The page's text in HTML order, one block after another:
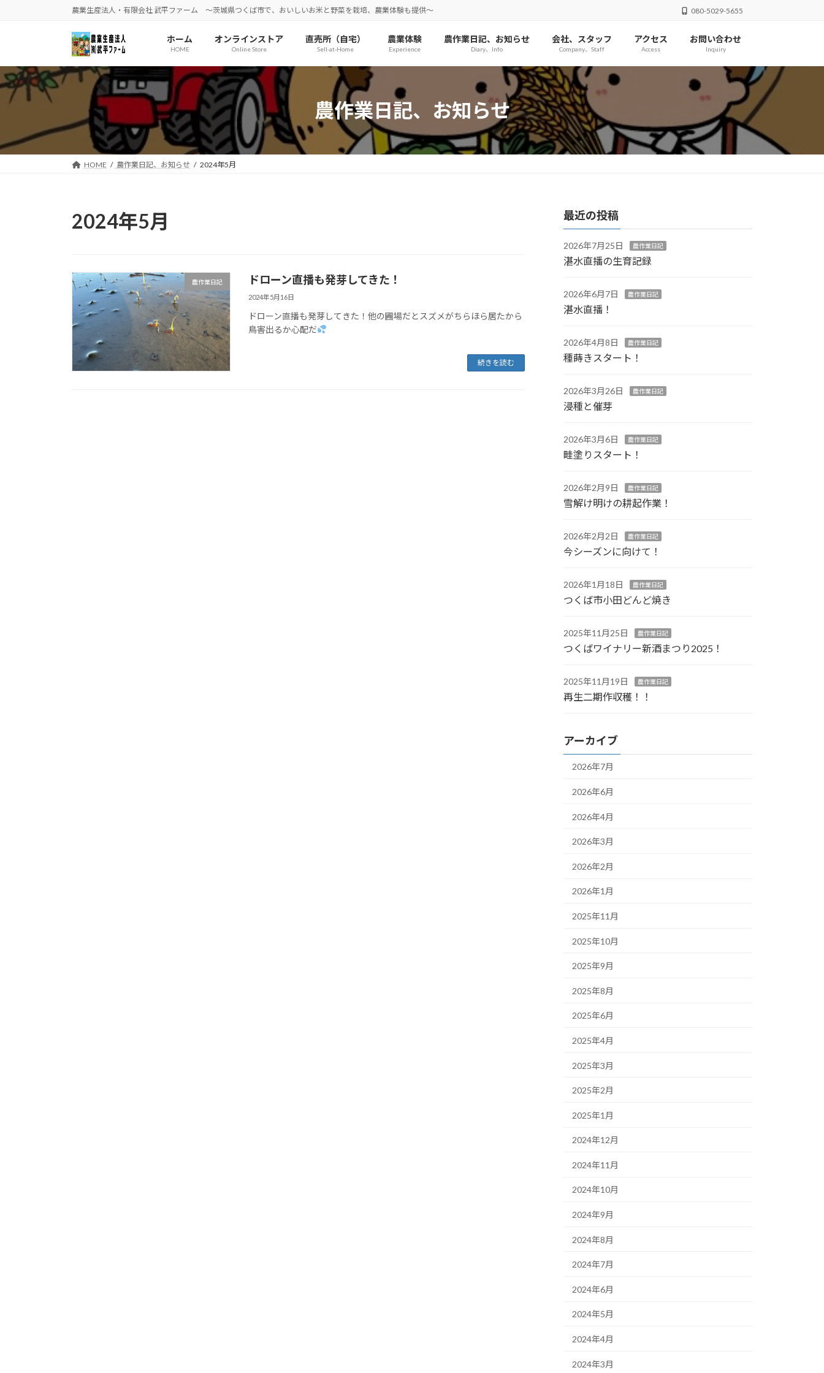
ツ
へ
プ
シ
ョ
動
農業生産法人・有限会社 武平ファーム ～茨城県つくば市で、おいしいお米と野菜を栽培、農業体験も提供～ 080-5029-5655
ホーム
HOME
オンラインストア
Online Store
直売所（自宅）
Sell-at-Home
農業体験
Experience
農作業日記、お知らせ
Diary、Info
会社、スタッフ
Company、Staff
アクセス
Access
お問い合わせ
Inquiry
農作業日記、お知らせ
HOME 農作業日記、お知らせ 2024年5月
2024年5月
農作業日記 ドローン直播も発芽してきた！
2024年5月16日
ドローン直播も発芽してきた！他の圃場だとスズメがちらほら居たから
鳥害出るか心配だ
続きを読む
最近の投稿
2026年7月25日 農作業日記
湛水直播の生育記録
2026年6月7日 農作業日記
湛水直播！
2026年4月8日 農作業日記
種蒔きスタート！
2026年3月26日 農作業日記
浸種と催芽
2026年3月6日 農作業日記
畦塗りスタート！
2026年2月9日 農作業日記
雪解け明けの耕起作業！
2026年2月2日 農作業日記
今シーズンに向けて！
2026年1月18日 農作業日記
つくば市小田どんど焼き
2025年11月25日 農作業日記
つくばワイナリー新酒まつり2025！
2025年11月19日 農作業日記
再生二期作収穫！！
アーカイブ
2026年7月
2026年6月
2026年4月
2026年3月
2026年2月
2026年1月
2025年11月
2025年10月
2025年9月
2025年8月
2025年6月
2025年4月
2025年3月
2025年2月
2025年1月
2024年12月
2024年11月
2024年10月
2024年9月
2024年8月
2024年7月
2024年6月
2024年5月
2024年4月
2024年3月